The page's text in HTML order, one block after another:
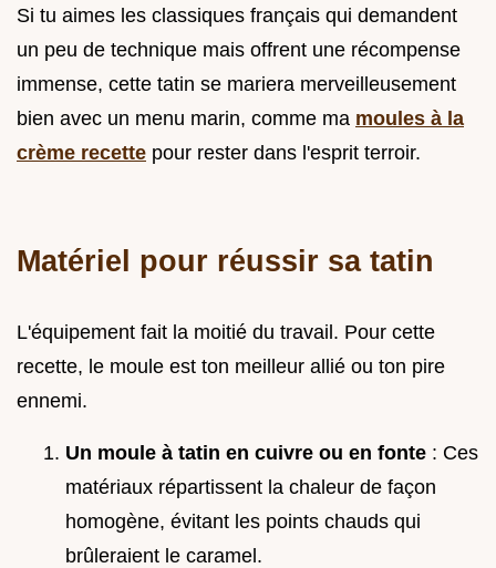
Si tu aimes les classiques français qui demandent
un peu de technique mais offrent une récompense
immense, cette tatin se mariera merveilleusement
bien avec un menu marin, comme ma moules à la
crème recette pour rester dans l'esprit terroir.
Matériel pour réussir sa tatin
L'équipement fait la moitié du travail. Pour cette
recette, le moule est ton meilleur allié ou ton pire
ennemi.
Un moule à tatin en cuivre ou en fonte : Ces
matériaux répartissent la chaleur de façon
homogène, évitant les points chauds qui
brûleraient le caramel.